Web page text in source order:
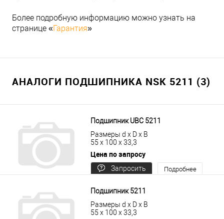
Более подробную информацию можно узнать на
странице «Гарантия»
АНАЛОГИ ПОДШИПНИКА NSK 5211 (3)
Подшипник UBC 5211
Размеры d x D x B
55 x 100 x 33,3
Цена по запросу
Запросить
Подробнее
Подшипник 5211
Размеры d x D x B
55 x 100 x 33,3